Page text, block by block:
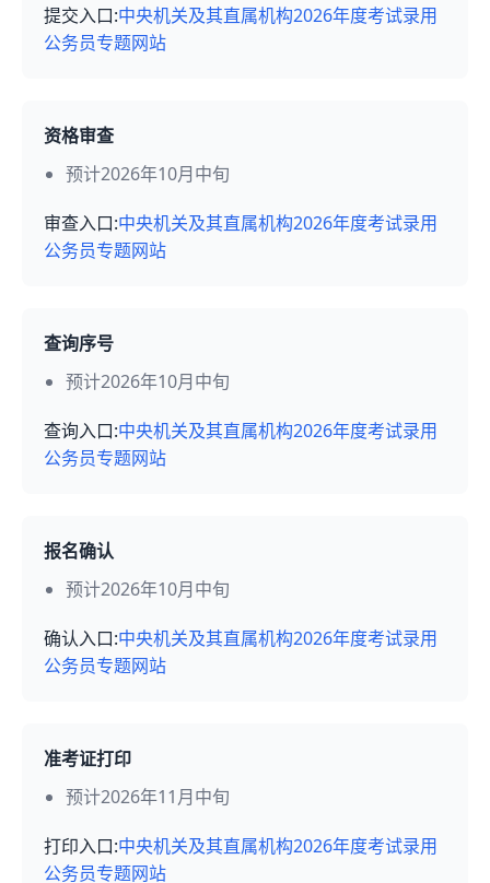
提交入口:中央机关及其直属机构2026年度考试录用
公务员专题网站
资格审查
预计2026年10月中旬
审查入口:中央机关及其直属机构2026年度考试录用
公务员专题网站
查询序号
预计2026年10月中旬
查询入口:中央机关及其直属机构2026年度考试录用
公务员专题网站
报名确认
预计2026年10月中旬
确认入口:中央机关及其直属机构2026年度考试录用
公务员专题网站
准考证打印
预计2026年11月中旬
打印入口:中央机关及其直属机构2026年度考试录用
公务员专题网站